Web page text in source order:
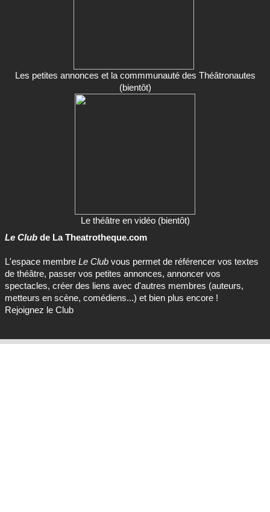
Les petites annonces et la commmunauté des Théâtronautes
(bientôt)
Le théâtre en vidéo (bientôt)
Le Club de La Theatrotheque.com
L'espace membre Le Club vous permet de référencer vos textes
de théâtre, passer vos petites annonces, annoncer vos
spectacles, créer des liens avec d'autres membres (auteurs,
metteurs en scène, comédiens...) et bien plus encore !
Rejoignez le Club